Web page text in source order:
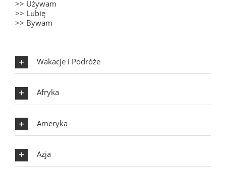
>> Używam
>> Lubię
>> Bywam
Wakacje i Podróże
Afryka
Ameryka
Azja